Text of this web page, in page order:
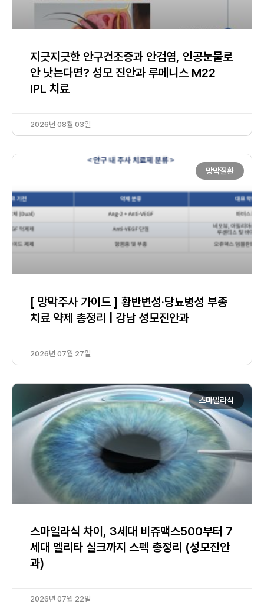
지긋지긋한 안구건조증과 안검염, 인공눈물로
안 낫는다면? 성모 진안과 루메니스 M22
IPL 치료
2026년 08월 03일
망막질환
[ 망막주사 가이드 ] 황반변성·당뇨병성 부종
치료 약제 총정리 | 강남 성모진안과
2026년 07월 27일
스마일라식
스마일라식 차이, 3세대 비쥬맥스500부터 7
세대 엘리타 실크까지 스펙 총정리 (성모진안
과)
2026년 07월 22일